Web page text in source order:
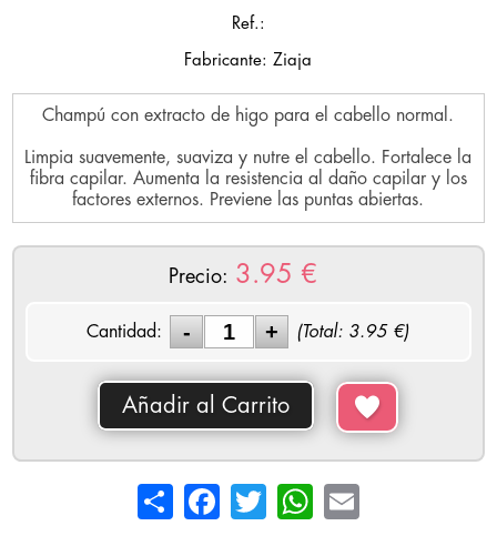
Ref.:
Fabricante: Ziaja
Champú con extracto de higo para el cabello normal.
Limpia suavemente, suaviza y nutre el cabello. Fortalece la
fibra capilar. Aumenta la resistencia al daño capilar y los
factores externos. Previene las puntas abiertas.
Precio: 3.95 €
Cantidad: (Total: 3.95 €)
Añadir al Carrito
Share FacebookTwitterWhatsApp
Email